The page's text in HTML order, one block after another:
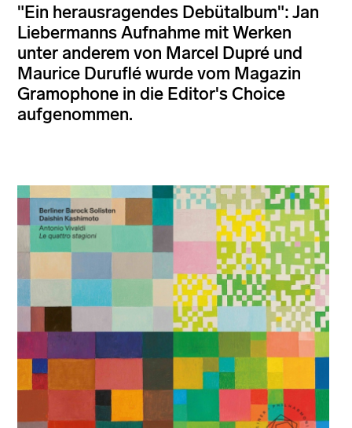
"Ein herausragendes Debütalbum": Jan
Liebermanns Aufnahme mit Werken
unter anderem von Marcel Dupré und
Maurice Duruflé wurde vom Magazin
Gramophone in die Editor's Choice
aufgenommen.